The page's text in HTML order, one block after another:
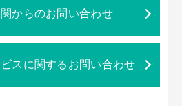
からのお問い合わせ
スに関するお問い合わせ